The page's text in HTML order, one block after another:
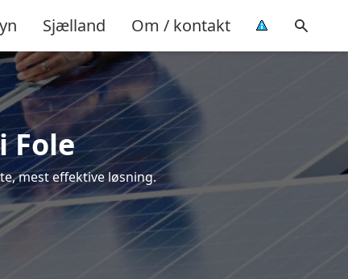
Sjælland Om / kontakt
Fole
mest effektive løsning.